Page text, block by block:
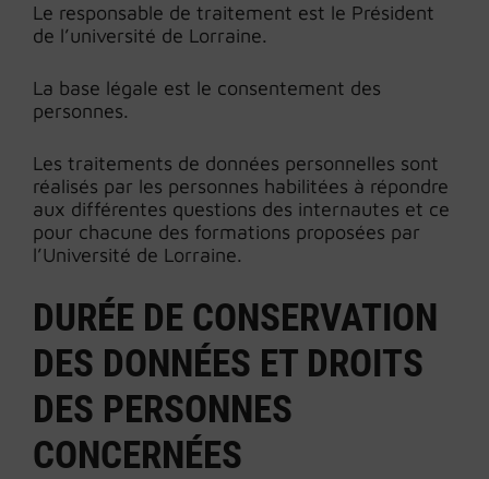
Le responsable de traitement est le Président
de l’université de Lorraine.
La base légale est le consentement des
personnes.
Les traitements de données personnelles sont
réalisés par les personnes habilitées à répondre
aux différentes questions des internautes et ce
pour chacune des formations proposées par
l’Université de Lorraine.
DURÉE DE CONSERVATION
DES DONNÉES ET DROITS
DES PERSONNES
CONCERNÉES